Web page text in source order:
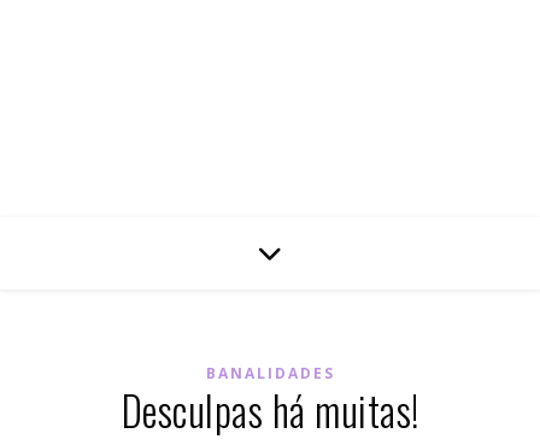
BANALIDADES
Desculpas há muitas!